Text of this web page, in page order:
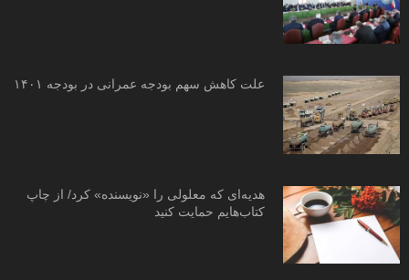
علت کاهش سهم بودجه عمرانی در بودجه ۱۴۰۱
هدیه‌ای که معلولی را «نویسنده» کرد/ از چاپ
کتاب‌هایم حمایت کنید